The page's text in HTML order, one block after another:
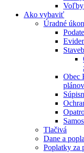
Voľby
Ako vybaviť
Úradné
Obec
Tlačivá
Dane a
Poplatky za